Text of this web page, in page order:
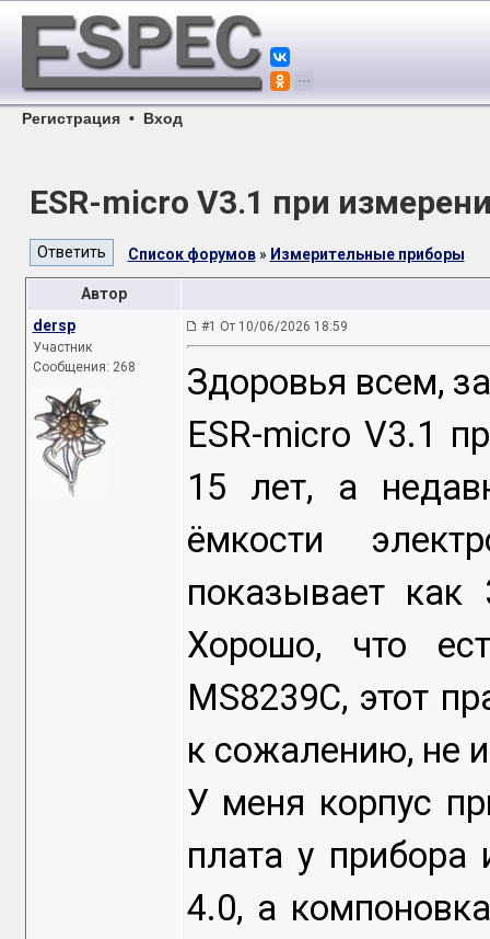
Регистрация • Вход
ESR-micro V3.1 при
Список форумов» Измерительные приборы
Автор
dersp
Участник
Сообщения: 268
#1 От 10/06/2026 18:59
Здоровья всем,
ESR-micro V3.1
15 лет, а
ёмкости
показывает
Хорошо, что
MS8239C, этот
к сожалению, не
У меня корпус
плата у прибора
4.0, а